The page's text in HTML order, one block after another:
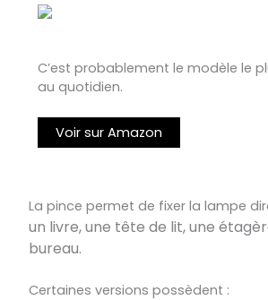
C’est probablement le modèle le
au quotidien.
Voir sur Amazon
La pince permet de fixer la lampe
un livre,une tête de lit,une
bureau.
Certaines versions possèdent :